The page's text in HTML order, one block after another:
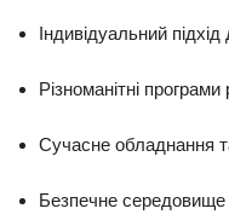
Індивідуальний
Різноманітні
Сучасне обладнання
Безпечне середовище